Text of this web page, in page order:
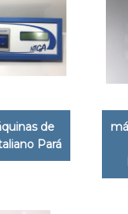
de
Pará